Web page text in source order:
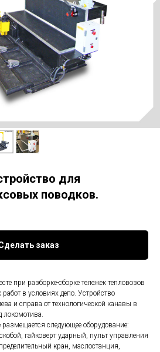
для
поводков.
заказ
при разборке-сборке тележек тепловозов
в условиях депо. Устройство
и справа от технологической канавы в
локомотива.
следующее оборудование:
гайковерт ударный, пульт управления
кран, маслостанция,